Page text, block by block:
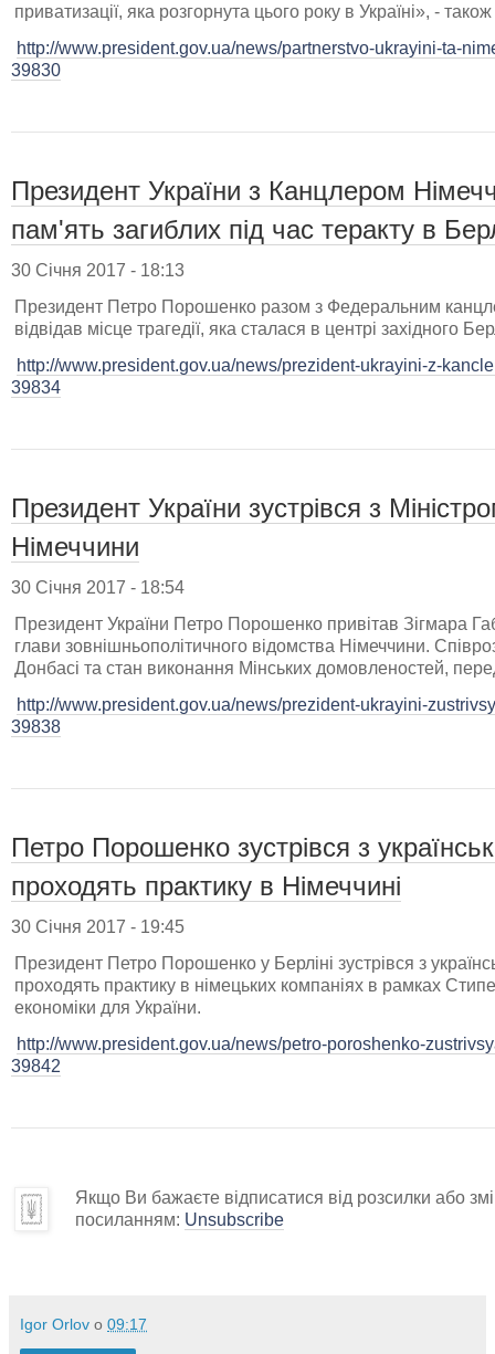
приватизації, яка розгорнута цього року в Україні», -
http://www.president.gov.ua/news/partnerstvo-ukrayini-ta-
39830
Президент України з Канцлером
пам'ять загиблих під час теракту в
30 Січня 2017 - 18:13
Президент Петро Порошенко разом з Федеральним
відвідав місце трагедії, яка сталася в центрі західного
http://www.president.gov.ua/news/prezident-ukrayini-z-
39834
Президент України зустрівся з
Німеччини
30 Січня 2017 - 18:54
Президент України Петро Порошенко привітав Зігмара
глави зовнішньополітичного відомства Німеччини.
Донбасі та стан виконання Мінських домовленостей,
http://www.president.gov.ua/news/prezident-ukrayini-
39838
Петро Порошенко зустрівся з
проходять практику в Німеччині
30 Січня 2017 - 19:45
Президент Петро Порошенко у Берліні зустрівся з
проходять практику в німецьких компаніях в рамках
економіки для України.
http://www.president.gov.ua/news/petro-poroshenko-
39842
Якщо Ви бажаєте відписатися від розсилки або
посиланням: Unsubscribe
Igor Orlov о 09:17